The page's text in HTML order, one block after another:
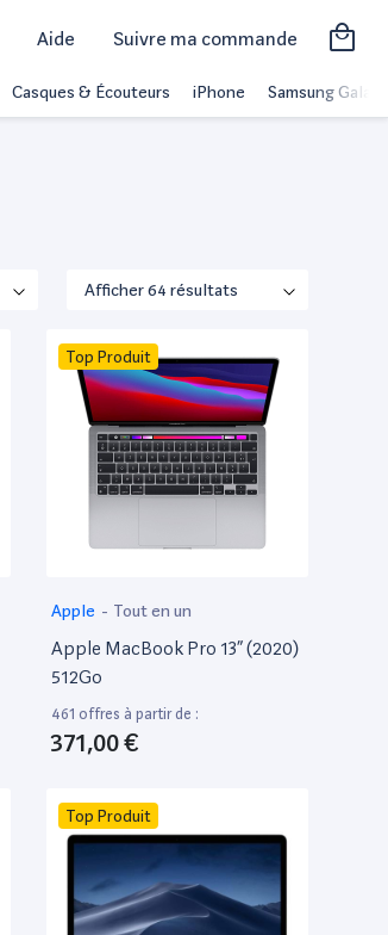
Aide Suivre ma commande
Casques & Écouteurs iPhone Samsung Galaxy
Top Produit
Apple - Tout en un
Apple MacBook Pro 13” (2020)
512Go
461 offres à partir de :
371,00 €
Top Produit